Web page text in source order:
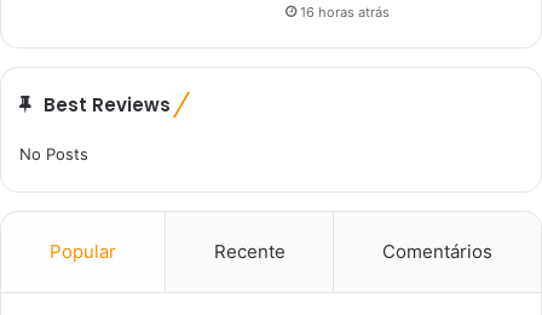
16 horas atrás
Best Reviews
No Posts
Popular Recente Comentários